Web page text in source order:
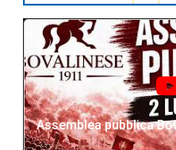
Assemblea pubblica